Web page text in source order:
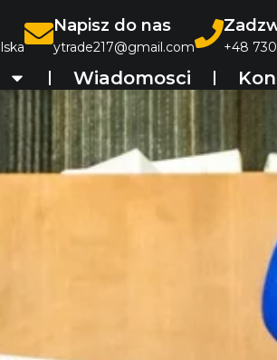
Napisz do nas
ytrade217@gmail.com +48
Wiadomosci